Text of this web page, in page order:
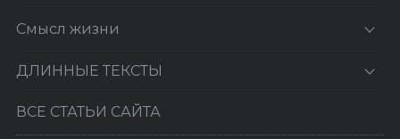
Смысл жизни
ДЛИННЫЕ ТЕКСТЫ
ВСЕ СТАТЬИ САЙТА